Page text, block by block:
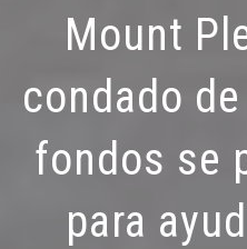
Mount
condado
fondos se
para